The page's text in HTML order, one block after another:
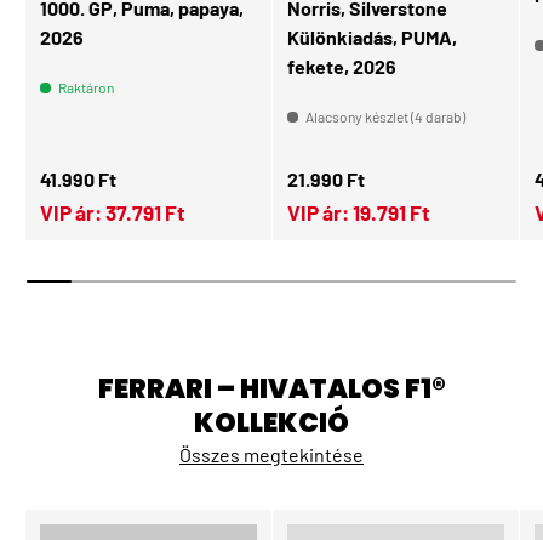
1000. GP, Puma, papaya,
2026
Raktáron
Normál ár
41.990 Ft
VIP ár: 37.791 Ft
Norris, Silverstone
Különkiadás, PUMA,
fekete, 2026
Alacsony készlet (4 darab)
Normál ár
21.990 Ft
VIP ár: 19.791 Ft
FERRARI – HIVATALOS F1®
KOLLEKCIÓ
Összes megtekintése